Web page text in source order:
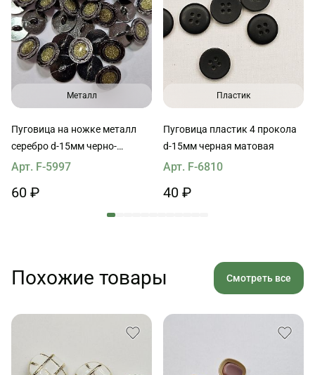
Металл
Пуговица на ножке металл
серебро d-15мм черно-
серебряная с желтой
Арт. F-5997
60 ₽
Пластик
Пуговица пластик 4 прокола
d-15мм черная матовая
Арт. F-6810
40 ₽
Похожие товары Смотреть все